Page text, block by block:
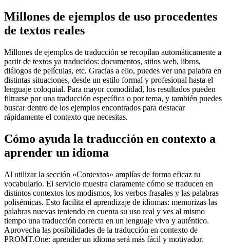
Millones de ejemplos de uso procedentes
de textos reales
Millones de ejemplos de traducción se recopilan automáticamente a
partir de textos ya traducidos: documentos, sitios web, libros,
diálogos de películas, etc. Gracias a ello, puedes ver una palabra en
distintas situaciones, desde un estilo formal y profesional hasta el
lenguaje coloquial. Para mayor comodidad, los resultados pueden
filtrarse por una traducción específica o por tema, y también puedes
buscar dentro de los ejemplos encontrados para destacar
rápidamente el contexto que necesitas.
Cómo ayuda la traducción en contexto a
aprender un idioma
Al utilizar la sección «Contextos» amplías de forma eficaz tu
vocabulario. El servicio muestra claramente cómo se traducen en
distintos contextos los modismos, los verbos frasales y las palabras
polisémicas. Esto facilita el aprendizaje de idiomas: memorizas las
palabras nuevas teniendo en cuenta su uso real y ves al mismo
tiempo una traducción correcta en un lenguaje vivo y auténtico.
Aprovecha las posibilidades de la traducción en contexto de
PROMT.One: aprender un idioma será más fácil y motivador.